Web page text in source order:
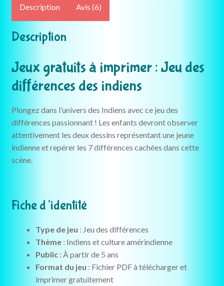
Description Avis (6)
Description
Jeux gratuits à imprimer : Jeu des
différences des indiens
Plongez dans l’univers des Indiens avec ce jeu des
différences passionnant ! Les enfants devront observer
attentivement les deux dessins représentant une jeune
indienne et repérer les 7 différences cachées dans cette
scène.
Fiche d’identité
Type de jeu : Jeu des différences
Thème: Indiens et culture amérindienne
Public: À partir de 5 ans
Format du jeu : Fichier PDF à télécharger et
imprimer gratuitement